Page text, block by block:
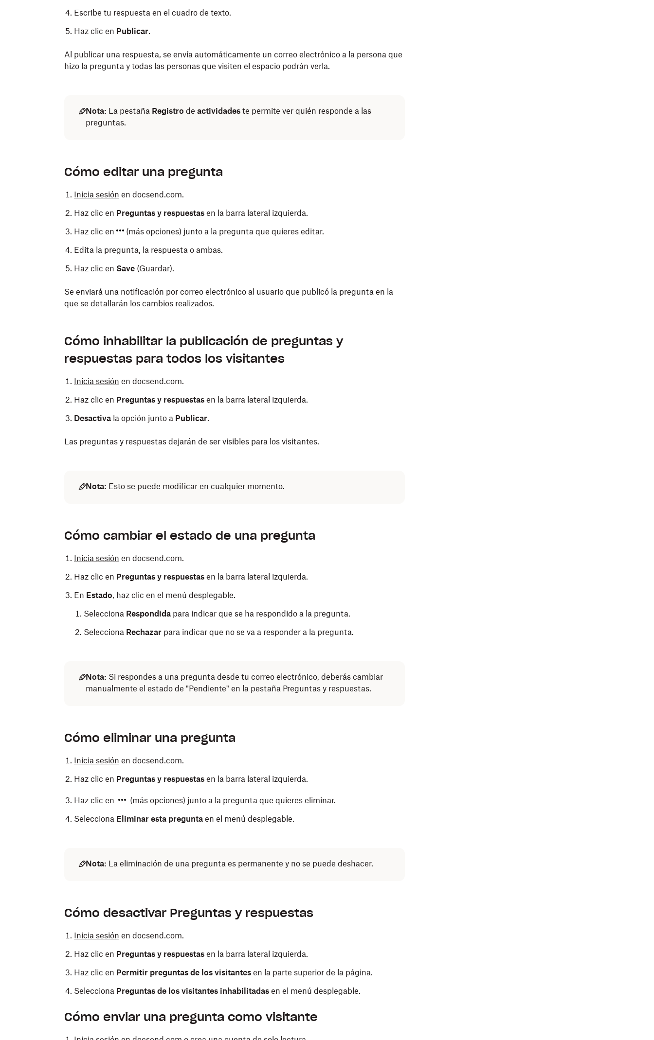
Escribe tu respuesta en el cuadro de texto.
Haz clic en Publicar.
Al publicar una respuesta, se envía automáticamente un correo electrónico a la persona que
hizo la pregunta y todas las personas que visiten el espacio podrán verla.
Nota: La pestaña Registro de actividades te permite ver quién responde a las
preguntas.
Cómo editar una pregunta
Inicia sesión en docsend.com.
Haz clic en Preguntas y respuestas en la barra lateral izquierda.
Haz clic en
(más opciones) junto a la pregunta que quieres editar.
Edita la pregunta, la respuesta o ambas.
Haz clic en Save (Guardar).
Se enviará una notificación por correo electrónico al usuario que publicó la pregunta en la
que se detallarán los cambios realizados.
Cómo inhabilitar la publicación de preguntas y
respuestas para todos los visitantes
Inicia sesión en docsend.com.
Haz clic en Preguntas y respuestas en la barra lateral izquierda.
Desactiva la opción junto a Publicar.
Las preguntas y respuestas dejarán de ser visibles para los visitantes.
Nota: Esto se puede modificar en cualquier momento.
Cómo cambiar el estado de una pregunta
Inicia sesión en docsend.com.
Haz clic en Preguntas y respuestas en la barra lateral izquierda.
En Estado, haz clic en el menú desplegable.
Selecciona Respondida para indicar que se ha respondido a la pregunta.
Selecciona Rechazar para indicar que no se va a responder a la pregunta.
Nota: Si respondes a una pregunta desde tu correo electrónico, deberás cambiar
manualmente el estado de "Pendiente" en la pestaña Preguntas y respuestas.
Cómo eliminar una pregunta
Inicia sesión en docsend.com.
Haz clic en Preguntas y respuestas en la barra lateral izquierda.
Haz clic en
(más opciones) junto a la pregunta que quieres eliminar.
Selecciona Eliminar esta pregunta en el menú desplegable.
Nota: La eliminación de una pregunta es permanente y no se puede deshacer.
Cómo desactivar Preguntas y respuestas
Inicia sesión en docsend.com.
Haz clic en Preguntas y respuestas en la barra lateral izquierda.
Haz clic en Permitir preguntas de los visitantes en la parte superior de la página.
Selecciona Preguntas de los visitantes inhabilitadas en el menú desplegable.
Cómo enviar una pregunta como visitante